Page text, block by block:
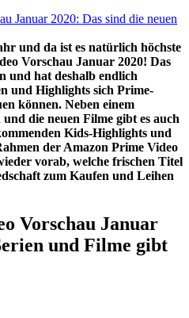
und da ist es natürlich höchste
Vorschau Januar 2020! Das
und hat deshalb endlich
und Highlights sich Prime-
können. Neben einem
die neuen Filme gibt es auch
Kids-Highlights und
der Amazon Prime Video
vorab, welche frischen Titel
zum Kaufen und Leihen
Vorschau Januar
und Filme gibt